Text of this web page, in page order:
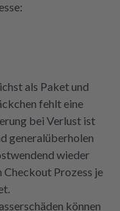
als Paket und
fehlt eine
bei Verlust ist
generalüberholen
wieder
Checkout Prozess je
können